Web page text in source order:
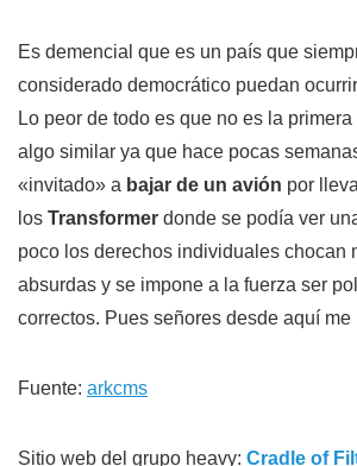
Es demencial que es un país que
considerado democrático puedan
Lo peor de todo es que no es la
algo similar ya que hace pocas
«invitado» a bajar de un avión por
los Transformer donde se podía ver
poco los derechos individuales chocan
absurdas y se impone a la fuerza ser
correctos. Pues señores desde aquí me
Fuente: arkcms
Sitio web del grupo heavy: Cradle of